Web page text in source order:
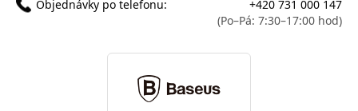
Objednávky po telefonu:
+420 731 000 147
(Po–Pá: 7:30–17:00 hod)